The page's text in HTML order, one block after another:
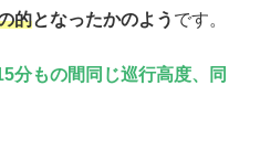
的となったかのよう です。
分もの間同じ巡行高度、同